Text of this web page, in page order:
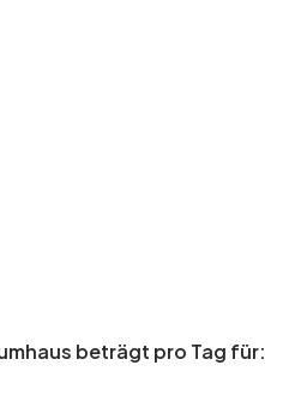
beträgt pro Tag für: